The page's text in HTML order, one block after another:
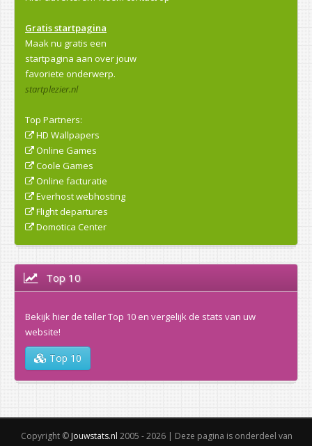
Gratis startpagina
Maak nu gratis een
startpagina aan over jouw
favoriete onderwerp.
startplezier.nl
Top Partners:
HD Wallpapers
Online Games
Coole Games
Online facturatie
Everhost webhosting
Flight departures
Domotica Center
Top 10
Bekijk hier de teller Top 10 en vergelijk de stats van uw
website!
Top 10
Copyright © Jouwstats.nl 2005 - 2026 | Deze pagina is onderdeel van